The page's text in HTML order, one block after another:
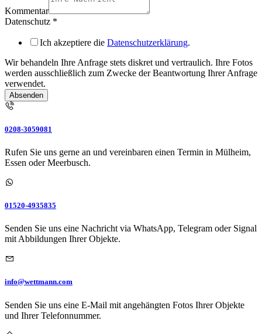
Kommentar
Datenschutz *
Ich akzeptiere die Datenschutzerklärung.
Wir behandeln Ihre Anfrage stets diskret und vertraulich. Ihre Fotos
werden ausschließlich zum Zwecke der Beantwortung Ihrer Anfrage
verwendet.
Absenden
0208-3059081
Rufen Sie uns gerne an und vereinbaren einen Termin in Mülheim,
Essen oder Meerbusch.
01520-4935835
Senden Sie uns eine Nachricht via WhatsApp, Telegram oder Signal
mit Abbildungen Ihrer Objekte.
info@wettmann.com
Senden Sie uns eine E-Mail mit angehängten Fotos Ihrer Objekte
und Ihrer Telefonnummer.